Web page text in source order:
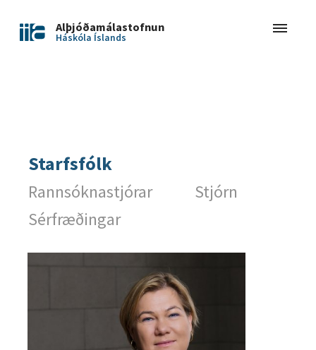
Alþjóðamálastofnun
Háskóla Íslands
Starfsfólk
Rannsóknastjórar
Stjórn
Sérfræðingar